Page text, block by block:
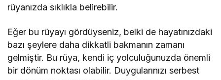
rüyanızda sıklıkla belirebilir.
Eğer bu rüyayı gördüyseniz, belki de hayatınızdaki
bazı şeylere daha dikkatli bakmanın zamanı
gelmiştir. Bu rüya, kendi iç yolculuğunuzda önemli
bir dönüm noktası olabilir. Duygularınızı serbest